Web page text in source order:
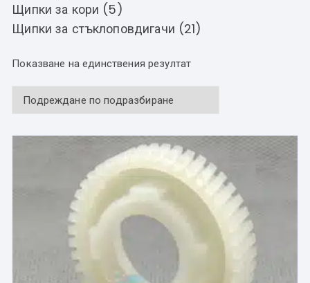
Щипки за кори (5)
Щипки за стъклоповдигачи (21)
Показване на единствения резултат